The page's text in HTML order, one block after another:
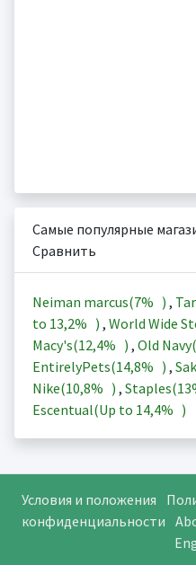
Самые популярные
Сравнить
Neiman marcus(7% ) ,
to 13,2% ) , World Wide
Macy's(12,4% ) , Old
EntirelyPets(14,8% ) ,
Nike(10,8% ) , Staples(
Escentual(Up to 14,4% )
Условия и положения
конфиденциальности